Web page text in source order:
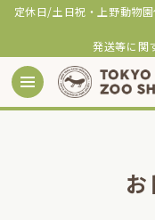
定休日/土日祝・上野動物
発送等に関